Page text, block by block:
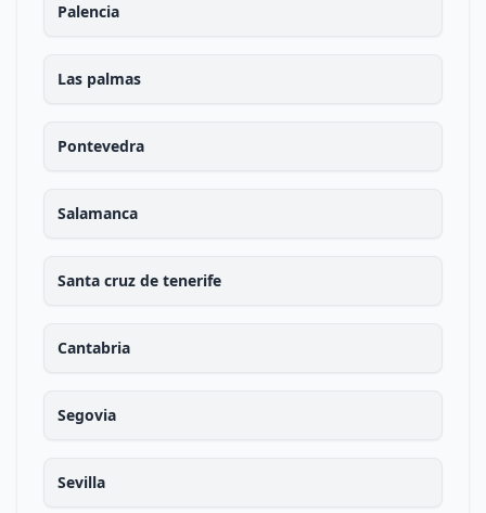
Palencia
Las palmas
Pontevedra
Salamanca
Santa cruz de tenerife
Cantabria
Segovia
Sevilla